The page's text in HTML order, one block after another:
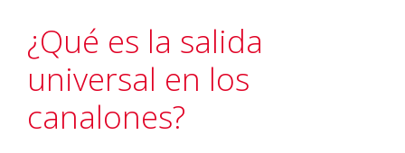
¿Qué es la salida
universal en los
canalones?